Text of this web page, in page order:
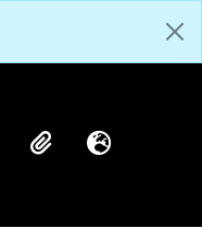
ClipboardLanguage